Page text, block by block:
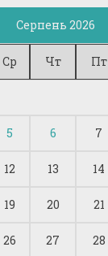
Серпень 2026
Ср Чт Пт
5 6 7
12 13 14
19 20 21
26 27 28